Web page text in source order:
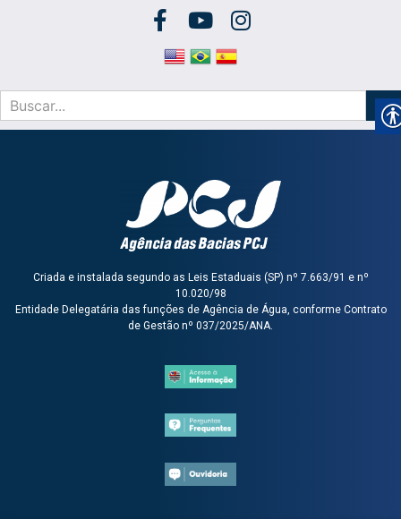
Criada e instalada segundo as Leis Estaduais (SP) nº 7.663/91 e nº
10.020/98
Entidade Delegatária das funções de Agência de Água, conforme Contrato
de Gestão nº 037/2025/ANA.